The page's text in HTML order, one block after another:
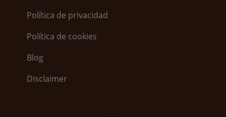
Política de privacidad
Política de cookies
Blog
Disclaimer